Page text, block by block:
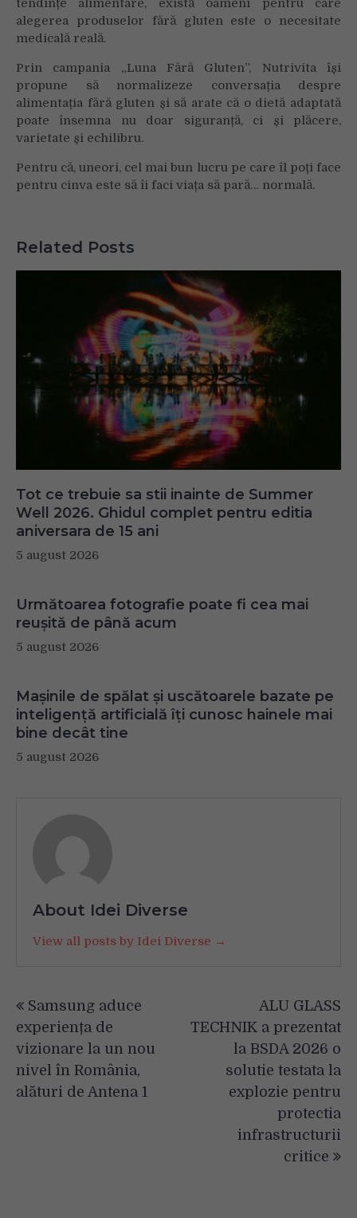
tendințe alimentare, există oameni pentru care
alegerea produselor fără gluten este o necesitate
medicală reală.
Prin campania „Luna Fără Gluten”, Nutrivita își
propune să normalizeze conversația despre
alimentația fără gluten și să arate că o dietă adaptată
poate însemna nu doar siguranță, ci și plăcere,
varietate și echilibru.
Pentru că, uneori, cel mai bun lucru pe care îl poți face
pentru cinva este să îi faci viața să pară… normală.
Related Posts
Tot ce trebuie sa stii inainte de Summer
Well 2026. Ghidul complet pentru editia
aniversara de 15 ani
5 august 2026
Următoarea fotografie poate fi cea mai
reușită de până acum
5 august 2026
Mașinile de spălat și uscătoarele bazate pe
inteligență artificială îți cunosc hainele mai
bine decât tine
5 august 2026
About Idei Diverse
View all posts by Idei Diverse →
în
articole
Samsung aduce
experiența de
vizionare la un nou
nivel în România,
alături de Antena 1
ALU GLASS
TECHNIK a prezentat
la BSDA 2026 o
solutie testata la
explozie pentru
protectia
infrastructurii
critice